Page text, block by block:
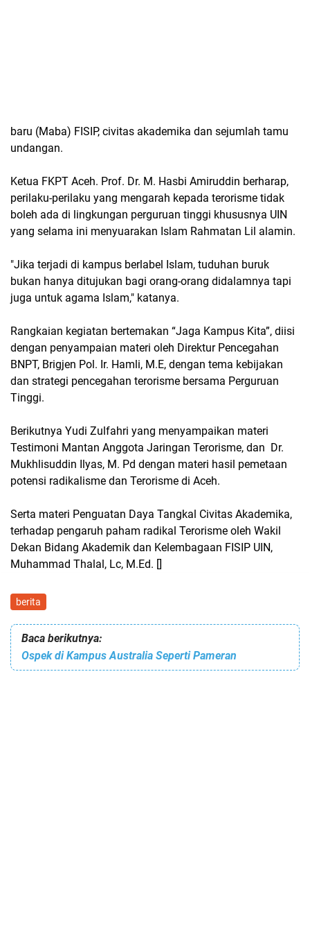
baru (Maba) FISIP, civitas akademika dan sejumlah tamu
undangan.
Ketua FKPT Aceh. Prof. Dr. M. Hasbi Amiruddin berharap,
perilaku-perilaku yang mengarah kepada terorisme tidak
boleh ada di lingkungan perguruan tinggi khususnya UIN
yang selama ini menyuarakan Islam Rahmatan Lil alamin.
"Jika terjadi di kampus berlabel Islam, tuduhan buruk
bukan hanya ditujukan bagi orang-orang didalamnya tapi
juga untuk agama Islam," katanya.
Rangkaian kegiatan bertemakan “Jaga Kampus Kita”, diisi
dengan penyampaian materi oleh Direktur Pencegahan
BNPT, Brigjen Pol. Ir. Hamli, M.E, dengan tema kebijakan
dan strategi pencegahan terorisme bersama Perguruan
Tinggi.
Berikutnya Yudi Zulfahri yang menyampaikan materi
Testimoni Mantan Anggota Jaringan Terorisme, dan Dr.
Mukhlisuddin Ilyas, M. Pd dengan materi hasil pemetaan
potensi radikalisme dan Terorisme di Aceh.
Serta materi Penguatan Daya Tangkal Civitas Akademika,
terhadap pengaruh paham radikal Terorisme oleh Wakil
Dekan Bidang Akademik dan Kelembagaan FISIP UIN,
Muhammad Thalal, Lc, M.Ed. []
berita
Baca berikutnya:
Ospek di Kampus Australia Seperti Pameran